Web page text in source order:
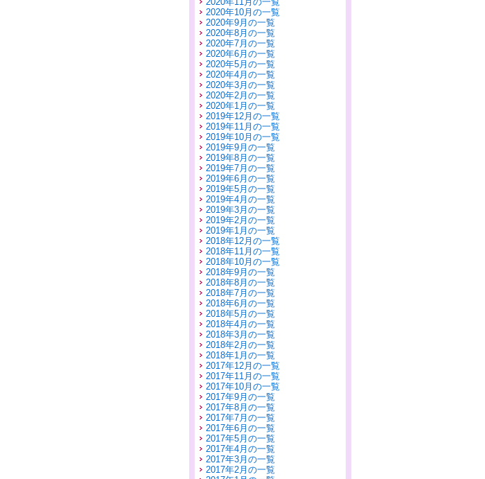
2020年10月の一覧
2020年9月の一覧
2020年8月の一覧
2020年7月の一覧
2020年6月の一覧
2020年5月の一覧
2020年4月の一覧
2020年3月の一覧
2020年2月の一覧
2020年1月の一覧
2019年12月の一覧
2019年11月の一覧
2019年10月の一覧
2019年9月の一覧
2019年8月の一覧
2019年7月の一覧
2019年6月の一覧
2019年5月の一覧
2019年4月の一覧
2019年3月の一覧
2019年2月の一覧
2019年1月の一覧
2018年12月の一覧
2018年11月の一覧
2018年10月の一覧
2018年9月の一覧
2018年8月の一覧
2018年7月の一覧
2018年6月の一覧
2018年5月の一覧
2018年4月の一覧
2018年3月の一覧
2018年2月の一覧
2018年1月の一覧
2017年12月の一覧
2017年11月の一覧
2017年10月の一覧
2017年9月の一覧
2017年8月の一覧
2017年7月の一覧
2017年6月の一覧
2017年5月の一覧
2017年4月の一覧
2017年3月の一覧
2017年2月の一覧